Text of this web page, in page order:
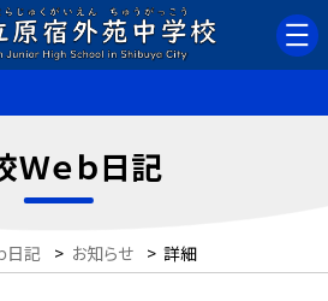
Ｗｅｂ日記
日記 > お知らせ > 詳細